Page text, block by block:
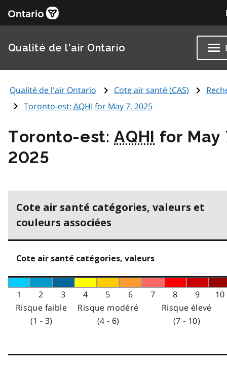
Qualité de l'air Ontario
Qualité de l'air Ontario Cote air santé (CAS)
Toronto-est:AQHI for May 7, 2025
Toronto-est:AQHI for May
2025
Cote air santé catégories, valeurs et
couleurs associées
Cote air santé catégories, valeurs
1 2 3 4 5 6 7 8 9
10
Risque faible
(1 - 3)
Risque modéré
(4 - 6)
Risque élevé
(7 - 10)